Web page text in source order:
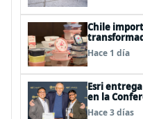
Chile
innovación
Hace 1 día
Esri entrega
en la
Diego,
Hace 3 días